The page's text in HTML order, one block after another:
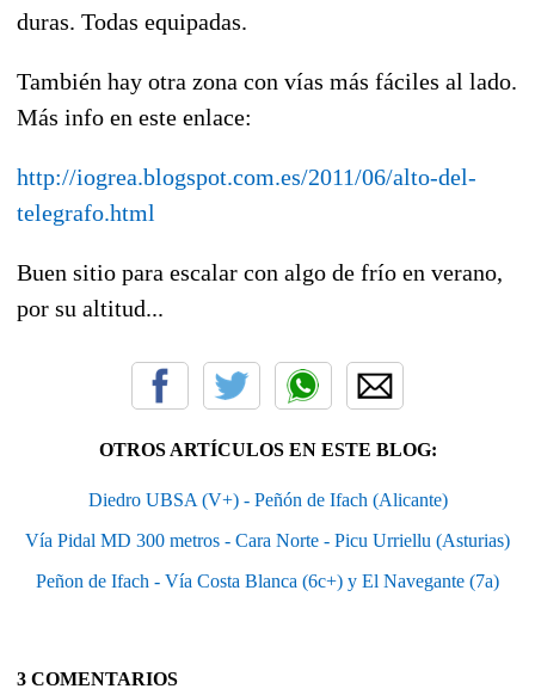
duras. Todas equipadas.
También hay otra zona con vías más fáciles al lado.
Más info en este enlace:
http://iogrea.blogspot.com.es/2011/06/alto-del-
telegrafo.html
Buen sitio para escalar con algo de frío en verano,
por su altitud...
OTROS ARTÍCULOS EN ESTE BLOG:
Diedro UBSA (V+) - Peñón de Ifach (Alicante)
Vía Pidal MD 300 metros - Cara Norte - Picu Urriellu (Asturias)
Peñon de Ifach - Vía Costa Blanca (6c+) y El Navegante (7a)
3 COMENTARIOS